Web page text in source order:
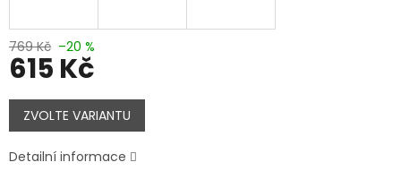
769 Kč –20 %
615 Kč
Měrná
cena:
ZVOLTE VARIANTU
Detailní informace